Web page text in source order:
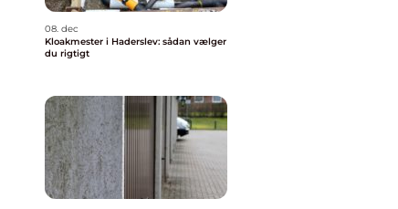
08. dec
Kloakmester i Haderslev: sådan vælger
du rigtigt